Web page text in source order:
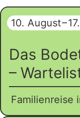
10. August–
Das
–
Familienreise